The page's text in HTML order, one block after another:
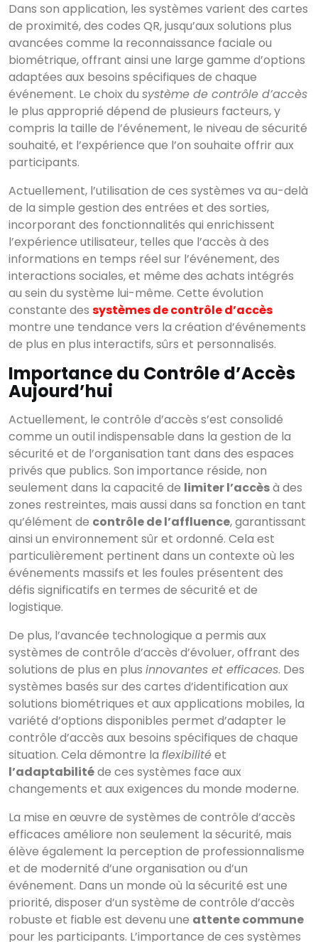
Dans son application, les systèmes varient des cartes
de proximité, des codes QR, jusqu’aux solutions plus
avancées comme la reconnaissance faciale ou
biométrique, offrant ainsi une large gamme d’options
adaptées aux besoins spécifiques de chaque
événement. Le choix du système de contrôle d’accès
le plus approprié dépend de plusieurs facteurs, y
compris la taille de l’événement, le niveau de sécurité
souhaité, et l’expérience que l’on souhaite offrir aux
participants.
Actuellement, l’utilisation de ces systèmes va au-delà
de la simple gestion des entrées et des sorties,
incorporant des fonctionnalités qui enrichissent
l’expérience utilisateur, telles que l’accès à des
informations en temps réel sur l’événement, des
interactions sociales, et même des achats intégrés
au sein du système lui-même. Cette évolution
constante des systèmes de contrôle d’accès
montre une tendance vers la création d’événements
de plus en plus interactifs, sûrs et personnalisés.
Importance du Contrôle d’Accès
Aujourd’hui
Actuellement, le contrôle d’accès s’est consolidé
comme un outil indispensable dans la gestion de la
sécurité et de l’organisation tant dans des espaces
privés que publics. Son importance réside, non
seulement dans la capacité de limiter l’accèsà des
zones restreintes, mais aussi dans sa fonction en tant
qu’élément de contrôle de l’affluence, garantissant
ainsi un environnement sûr et ordonné. Cela est
particulièrement pertinent dans un contexte où les
événements massifs et les foules présentent des
défis significatifs en termes de sécurité et de
logistique.
De plus, l’avancée technologique a permis aux
systèmes de contrôle d’accès d’évoluer, offrant des
solutions de plus en plus innovantes et efficaces. Des
systèmes basés sur des cartes d’identification aux
solutions biométriques et aux applications mobiles, la
variété d’options disponibles permet d’adapter le
contrôle d’accès aux besoins spécifiques de chaque
situation. Cela démontre la flexibilitéet
l’adaptabilitéde ces systèmes face aux
changements et aux exigences du monde moderne.
La mise en œuvre de systèmes de contrôle d’accès
efficaces améliore non seulement la sécurité, mais
élève également la perception de professionnalisme
et de modernité d’une organisation ou d’un
événement. Dans un monde où la sécurité est une
priorité, disposer d’un système de contrôle d’accès
robuste et fiable est devenu une attente commune
pour les participants. L’importance de ces systèmes